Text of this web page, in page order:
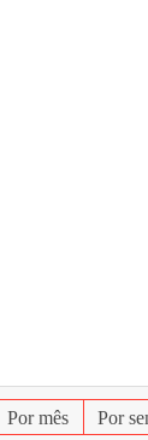
Por mês Por